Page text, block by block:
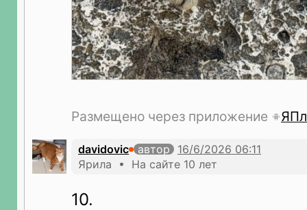
Размещено через приложение
davidovic
автор
Ярила • На сайте 10 лет
10.